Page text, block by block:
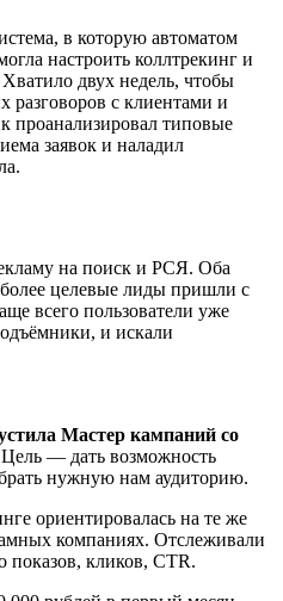
в которую автоматом
настроить коллтрекинг и
двух недель, чтобы
разговоров с клиентами и
проанализировал типовые
заявок и наладил
на поиск и РСЯ. Оба
целевые лиды пришли с
всего пользователи уже
и искали
Мастер кампаний со
Цель — дать возможность
нужную нам аудиторию.
ориентировалась на те же
компаниях. Отслеживали
показов, кликов, CTR.